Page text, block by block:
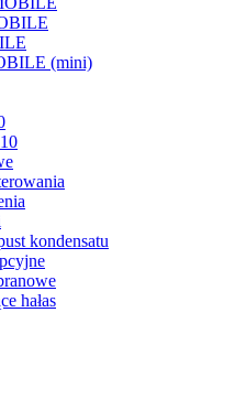
(mini)
kondensatu
hałas